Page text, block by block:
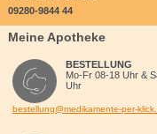
09280-9844 44
Meine Apotheke
BESTELLUNG
Mo-Fr 08-18 Uhr &
Uhr
bestellung@medikamente-per-